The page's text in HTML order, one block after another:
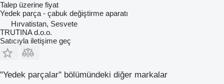
Talep üzerine fiyat
Yedek parça - çabuk değiştirme aparatı
Hırvatistan, Sesvete
TRUTINA d.o.o.
Satıcıyla iletişime geç
"Yedek parçalar" bölümündeki diğer markalar